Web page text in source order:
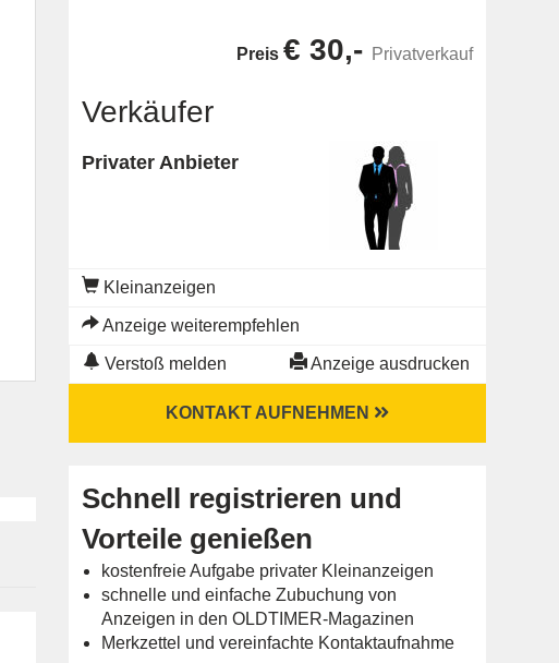
Preis € 30,- Privatverkauf
Verkäufer
Privater Anbieter
Kleinanzeigen
Anzeige weiterempfehlen
Verstoß melden Anzeige ausdrucken
KONTAKT AUFNEHMEN
Schnell registrieren und
Vorteile genießen
kostenfreie Aufgabe privater Kleinanzeigen
schnelle und einfache Zubuchung von
Anzeigen in den OLDTIMER-Magazinen
Merkzettel und vereinfachte Kontaktaufnahme